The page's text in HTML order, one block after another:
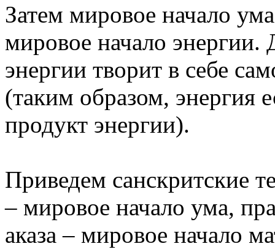
Затем мировое начало
мировое начало энергии.
энергии творит в себе
(таким образом, энергия
продукт энергии).
Приведем санскритские
– мировое начало ума,
аказа – мировое начало